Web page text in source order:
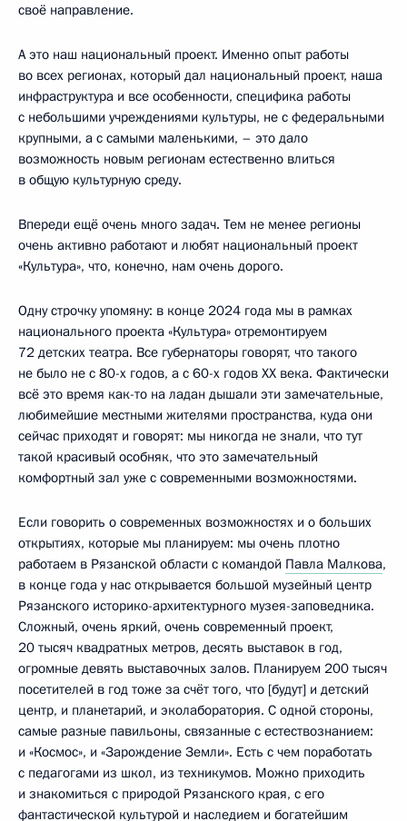
своё направление.
А это наш национальный проект. Именно опыт работы
во всех регионах, который дал национальный проект, наша
инфраструктура и все особенности, специфика работы
с небольшими учреждениями культуры, не с федеральными
крупными, а с самыми маленькими, – это дало
возможность новым регионам естественно влиться
в общую культурную среду.
Впереди ещё очень много задач. Тем не менее регионы
очень активно работают и любят национальный проект
«Культура», что, конечно, нам очень дорого.
Одну строчку упомяну: в конце 2024 года мы в рамках
национального проекта «Культура» отремонтируем
72 детских театра. Все губернаторы говорят, что такого
не было не с 80-х годов, а с 60-х годов ХХ века. Фактически
всё это время как-то на ладан дышали эти замечательные,
любимейшие местными жителями пространства, куда они
сейчас приходят и говорят: мы никогда не знали, что тут
такой красивый особняк, что это замечательный
комфортный зал уже с современными возможностями.
Если говорить о современных возможностях и о больших
открытиях, которые мы планируем: мы очень плотно
работаем в Рязанской области с командой Павла Малкова,
в конце года у нас открывается большой музейный центр
Рязанского историко-архитектурного музея-заповедника.
Сложный, очень яркий, очень современный проект,
20 тысяч квадратных метров, десять выставок в год,
огромные девять выставочных залов. Планируем 200 тысяч
посетителей в год тоже за счёт того, что [будут] и детский
центр, и планетарий, и эколаборатория. С одной стороны,
самые разные павильоны, связанные с естествознанием:
и «Космос», и «Зарождение Земли». Есть с чем поработать
с педагогами из школ, из техникумов. Можно приходить
и знакомиться с природой Рязанского края, с его
фантастической культурой и наследием и богатейшим